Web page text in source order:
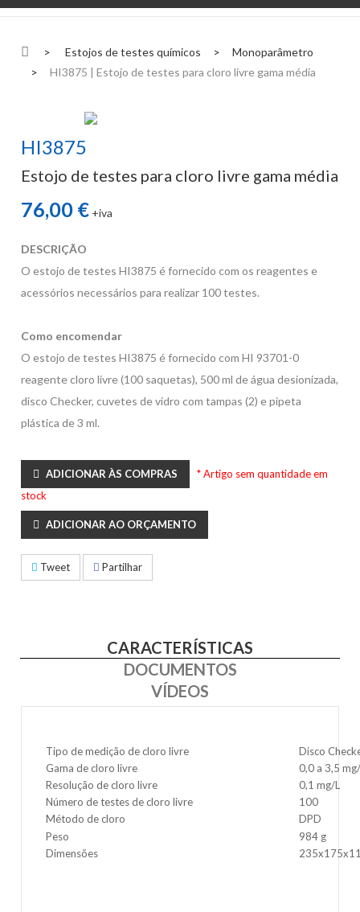
> Estojos de testes químicos >
Monoparâmetro
>
HI3875 | Estojo de testes para cloro livre gama média
HI3875
Estojo de testes para cloro livre gama média
76,00 € +iva
DESCRIÇÃO
O estojo de testes HI3875 é fornecido com os reagentes e
acessórios necessários para realizar 100 testes.
Como encomendar
O estojo de testes HI3875 é fornecido com HI 93701-0
reagente cloro livre (100 saquetas), 500 ml de água desionizada,
disco Checker, cuvetes de vidro com tampas (2) e pipeta
plástica de 3 ml.
ADICIONAR ÀS COMPRAS
* Artigo sem quantidade em
stock
ADICIONAR AO ORÇAMENTO
Tweet Partilhar
CARACTERÍSTICAS
DOCUMENTOS
VÍDEOS
Tipo de medição de cloro livre
Disco
Gama de cloro livre
0,0 a 3,5
Resolução de cloro livre
0,1 mg/L
Número de testes de cloro livre
100
Método de cloro
DPD
Peso
984 g
Dimensões